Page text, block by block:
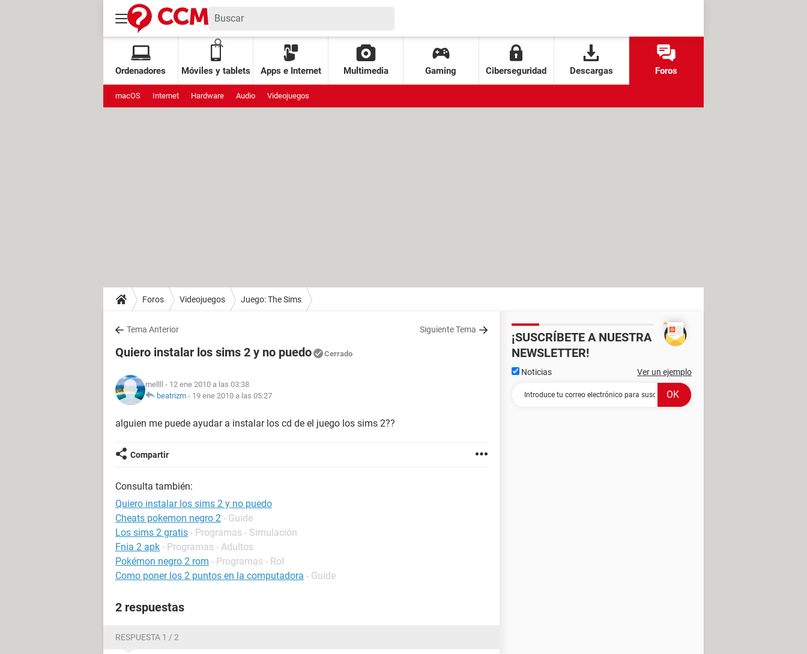
Ordenadores Móviles y tablets Apps e Internet Multimedia Gaming Ciberseguridad Descargas Foros
macOS Internet Hardware Audio Videojuegos
Foros Videojuegos Juego: The Sims
Tema Anterior Siguiente Tema
Quiero instalar los sims 2 y no puedo Cerrado
mellll
- 12 ene 2010 a las 03:38
beatrizm - 19 ene 2010 a las 05:27
alguien me puede ayudar a instalar los cd de el juego los sims 2??
Compartir
Consulta también:
Quiero instalar los sims 2 y no puedo
Cheats pokemon negro 2 - Guide
Los sims 2 gratis - Programas - Simulación
Fnia 2 apk - Programas - Adultos
Pokémon negro 2 rom - Programas - Rol
Como poner los 2 puntos en la computadora - Guide
2 respuestas
RESPUESTA 1 / 2
¡SUSCRÍBETE A NUESTRA
NEWSLETTER!
Noticias Ver un ejemplo